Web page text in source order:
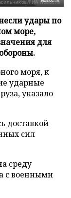
удары по
море,
для
моря, к
ударные
указало
доставкой
сил
среду
с военными